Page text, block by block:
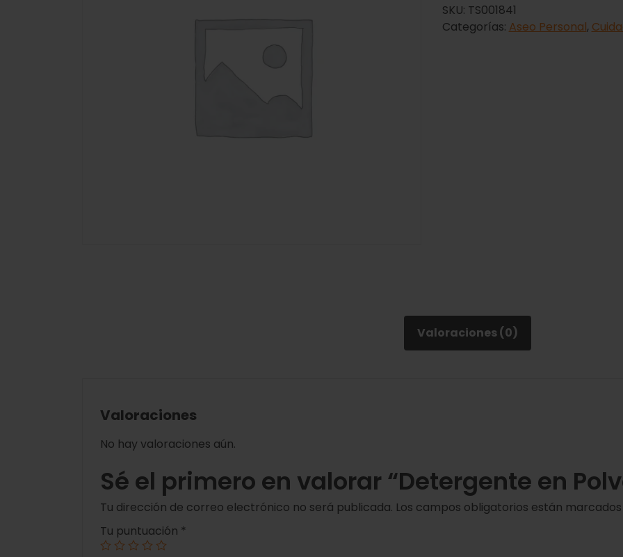
SKU: TS001841
Categorías: Aseo Personal,
Valoraciones (0)
Valoraciones
No hay valoraciones aún.
Sé el primero en valorar “Detergente en
Tu dirección de correo electrónico no será publicada. Los campos obligatorios están
Tu puntuación *